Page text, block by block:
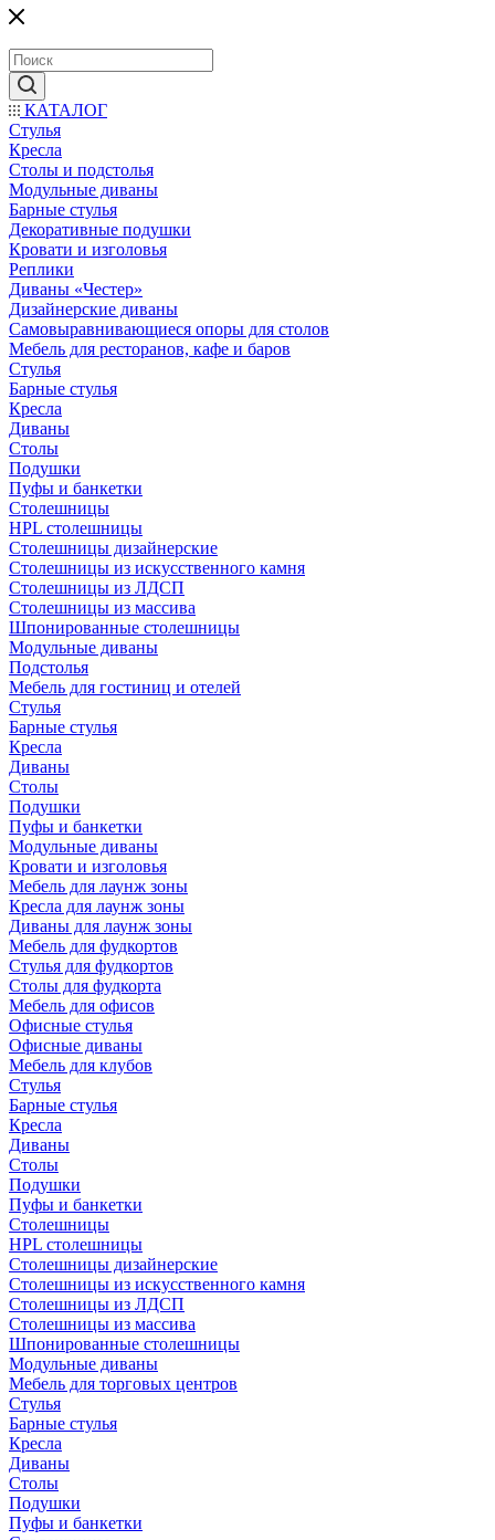
КАТАЛОГ
Стулья
Кресла
Столы и подстолья
Модульные диваны
Барные стулья
Декоративные подушки
Кровати и изголовья
Реплики
Диваны «Честер»
Дизайнерские диваны
Самовыравнивающиеся опоры для столов
Мебель для ресторанов, кафе и баров
Стулья
Барные стулья
Кресла
Диваны
Столы
Подушки
Пуфы и банкетки
Столешницы
HPL столешницы
Столешницы дизайнерские
Столешницы из искусственного камня
Столешницы из ЛДСП
Столешницы из массива
Шпонированные столешницы
Модульные диваны
Подстолья
Мебель для гостиниц и отелей
Стулья
Барные стулья
Кресла
Диваны
Столы
Подушки
Пуфы и банкетки
Модульные диваны
Кровати и изголовья
Мебель для лаунж зоны
Кресла для лаунж зоны
Диваны для лаунж зоны
Мебель для фудкортов
Стулья для фудкортов
Столы для фудкорта
Мебель для офисов
Офисные стулья
Офисные диваны
Мебель для клубов
Стулья
Барные стулья
Кресла
Диваны
Столы
Подушки
Пуфы и банкетки
Столешницы
HPL столешницы
Столешницы дизайнерские
Столешницы из искусственного камня
Столешницы из ЛДСП
Столешницы из массива
Шпонированные столешницы
Модульные диваны
Мебель для торговых центров
Стулья
Барные стулья
Кресла
Диваны
Столы
Подушки
Пуфы и банкетки